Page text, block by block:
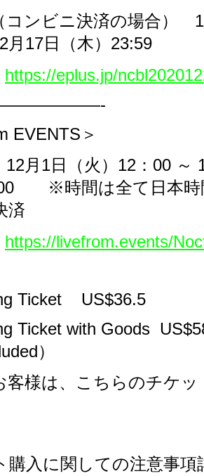
コンビニ決済の場合）
月 17日（木） 23:59
https://eplus.jp/
EVENTS ＞
12月 1日（火） 12 ： 00 ～
※時間は全て日本時
済
https://livefrom.events/
Ticket US$36.5
Ticket with Goods
）
様は、こちらのチケッ
入に関しての注意事項